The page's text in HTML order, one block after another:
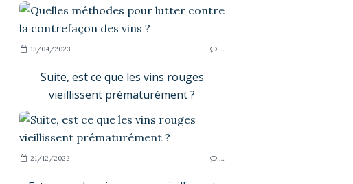
13/04/2023 …
Suite, est ce que les vins rouges
vieillissent prématurément ?
21/12/2022 …